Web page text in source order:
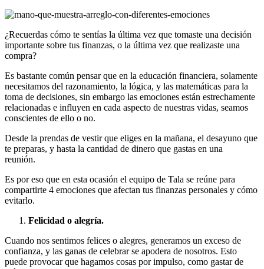
¿Recuerdas cómo te sentías la última vez que tomaste una decisión
importante sobre tus finanzas, o la última vez que realizaste una
compra?
Es bastante común pensar que en la educación financiera, solamente
necesitamos del razonamiento, la lógica, y las matemáticas para la
toma de decisiones, sin embargo las emociones están estrechamente
relacionadas e influyen en cada aspecto de nuestras vidas, seamos
conscientes de ello o no.
Desde la prendas de vestir que eliges en la mañana, el desayuno que
te preparas, y hasta la cantidad de dinero que gastas en una
reunión.
Es por eso que en esta ocasión el equipo de Tala se reúne para
compartirte 4 emociones que afectan tus finanzas personales y cómo
evitarlo.
Felicidad o alegría.
Cuando nos sentimos felices o alegres, generamos un exceso de
confianza, y las ganas de celebrar se apodera de nosotros. Esto
puede provocar que hagamos cosas por impulso, como gastar de